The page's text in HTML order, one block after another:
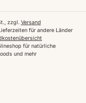
für natürliche
und mehr
zzgl. Versand
für andere Länder